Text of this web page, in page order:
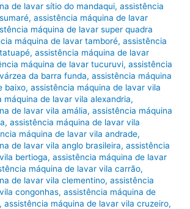
de lavar sítio do mandaqui,assistência
,assistência máquina de lavar
máquina de lavar super quadra
máquina de lavar tamboré,assistência
,assistência máquina de lavar
máquina de lavar tucuruvi,assistência
da barra funda,assistência máquina
baixo,assistência máquina de lavar vila
máquina de lavar vila alexandria,
de lavar vila amália,assistência máquina
,assistência máquina de lavar vila
máquina de lavar vila andrade,
de lavar vila anglo brasileira,assistência
bertioga,assistência máquina de lavar
máquina de lavar vila carrão,
de lavar vila clementino,assistência
congonhas,assistência máquina de
,assistência máquina de lavar vila cruzeiro,